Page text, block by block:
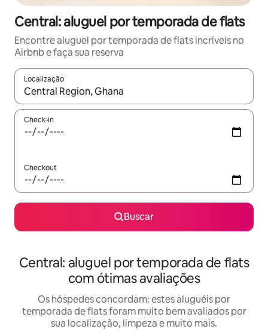
Central: aluguel por temporada de flats
Encontre aluguel por temporada de flats incríveis no
Airbnb e faça sua reserva
Localização
Quando os resultados estiverem disponíveis, explore-os
Check-in
Checkout
Buscar
Central: aluguel por temporada de flats
com ótimas avaliações
Os hóspedes concordam: estes aluguéis por
temporada de flats foram muito bem avaliados por
sua localização, limpeza e muito mais.